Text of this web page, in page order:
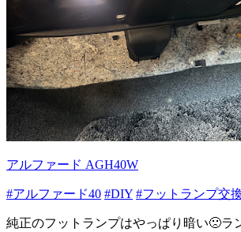
アルファード AGH40W
#アルファード40 #DIY #フットランプ交
純正のフットランプはやっぱり暗い🙁ラ